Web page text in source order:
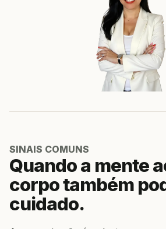
SINAIS COMUNS
Quando a mente
corpo também
cuidado.